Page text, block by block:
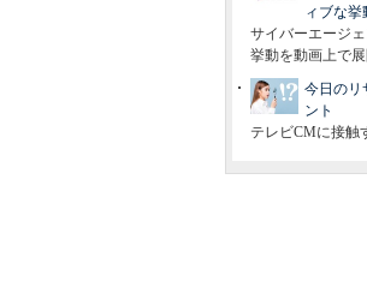
ィブな挙
サイバーエージ
挙動を動画上で
今日のリ
ント
テレビCMに接触